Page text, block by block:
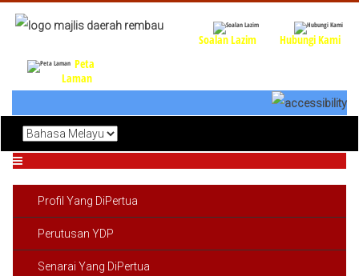
Soalan Lazim
Hubungi Kami
Peta
Laman
Profil Yang DiPertua
Perutusan YDP
Senarai Yang DiPertua